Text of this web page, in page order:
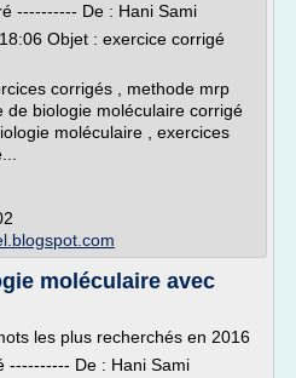
---------- De : Hani Sami
Objet : exercice corrigé
corrigés , methode mrp
de biologie moléculaire corrigé
moléculaire , exercices
moléculaire avec
les plus recherchés en 2016
---------- De : Hani Sami